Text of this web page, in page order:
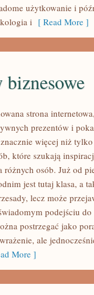
użytkowanie i
i [ Read More ]
biznesowe
strona
prezentów i
więcej niż
które szukają
różnych osób. Już od
jest tutaj klasa, a
lecz może
podejściu do
postrzegać jako
ale
More ]